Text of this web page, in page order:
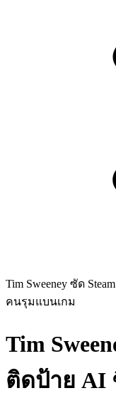
Tim Sweeney ซัด
คนรุมแบนเกม
Tim
ติดป้าย AI